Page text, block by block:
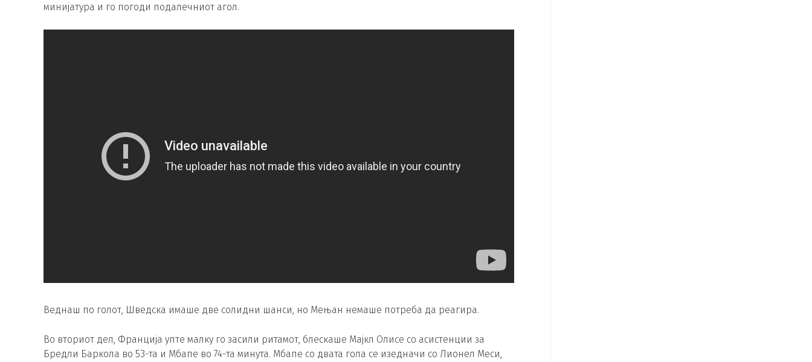
минијатура и го погоди подалечниот агол.
Веднаш по голот, Шведска имаше две солидни шанси, но Мењан немаше потреба да реагира.
Во вториот дел, Франција упте малку го засили ритамот, блескаше Мајкл Олисе со асистенции за
Бредли Баркола во 53-та и Мбапе во 74-та минута. Мбапе со двата гола се изедначи со Лионел Меси,